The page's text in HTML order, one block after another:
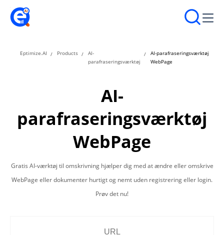
Eptimize.AI Products
AI-
parafraseringsværktøj
AI-parafraseringsværktøj
WebPage
AI-
parafraseringsværktøj
WebPage
Gratis AI-værktøj til omskrivning hjælper dig med at ændre eller omskrive
WebPage eller dokumenter hurtigt og nemt uden registrering eller login.
Prøv det nu!